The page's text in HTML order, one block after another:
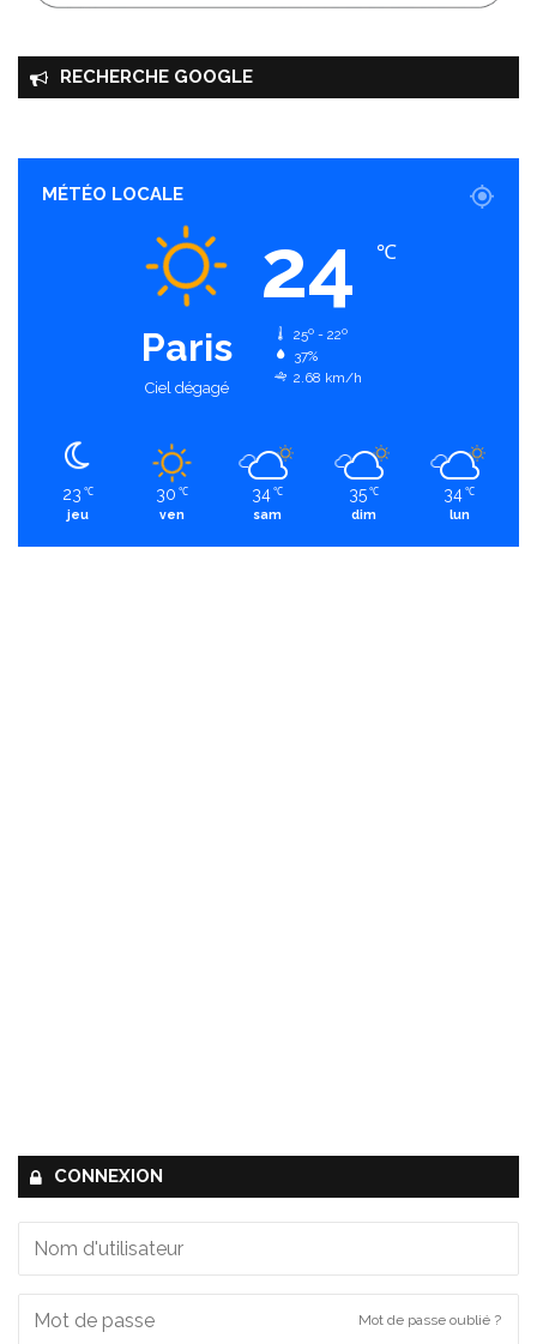
RECHERCHE GOOGLE
MÉTÉO LOCALE
Paris
Ciel dégagé
24 ℃
25º - 22º
37%
2.68 km/h
23 ℃
jeu
30 ℃
ven
34 ℃
sam
35 ℃
dim
34 ℃
lun
CONNEXION
Mot de passe oublié ?